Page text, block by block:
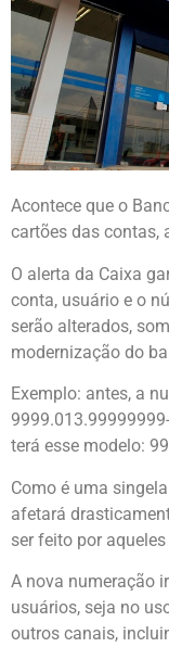
Acontece que o
cartões das contas,
O alerta da Caixa
conta, usuário e o
serão alterados,
modernização do
Exemplo: antes, a
terá esse modelo:
Como é uma
afetará
ser feito por
A nova numeração
usuários, seja no
outros canais,